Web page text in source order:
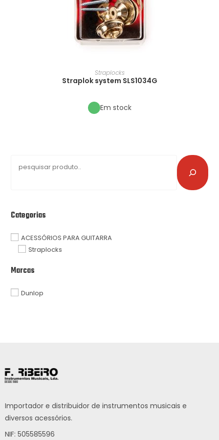
Straplocks
Straplok system SLS1034G
Em stock
Categorias
ACESSÓRIOS PARA GUITARRA
Straplocks
Marcas
Dunlop
Importador e distribuidor de instrumentos musicais e
diversos acessórios.
NIF: 505585596